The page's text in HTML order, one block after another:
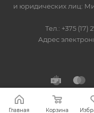
и юридических лиц:
Тел.: +375 (17)
Адрес
Главная Корзина